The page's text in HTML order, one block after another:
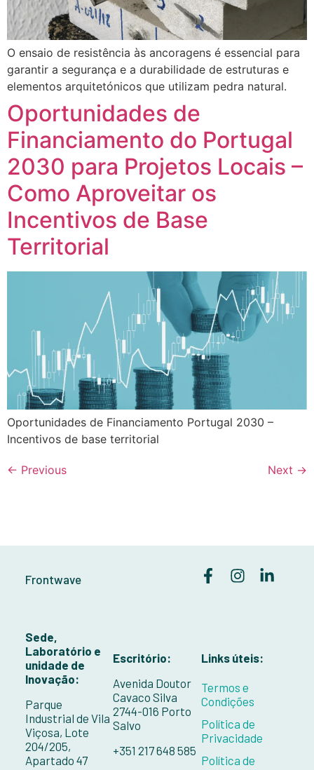
O ensaio de resistência às ancoragens é essencial para
garantir a segurança e a durabilidade de estruturas e
elementos arquitetónicos que utilizam pedra natural.
Oportunidades de
Financiamento do Portugal
2030 para Projetos Locais –
Como Aproveitar os
Incentivos de Base
Territorial
Oportunidades de Financiamento Portugal 2030 –
Incentivos de base territorial
← Previous Next →
Frontwave
Sede,
Laboratório e
unidade de
Inovação:
Parque
Industrial de Vila
Viçosa, Lote
204/205,
Apartado 47
Escritório:
Avenida Doutor
Cavaco Silva
2744-016 Porto
Salvo
+351 217 648 585
Links úteis:
Termos e
Condições
Política de
Privacidade
Política de